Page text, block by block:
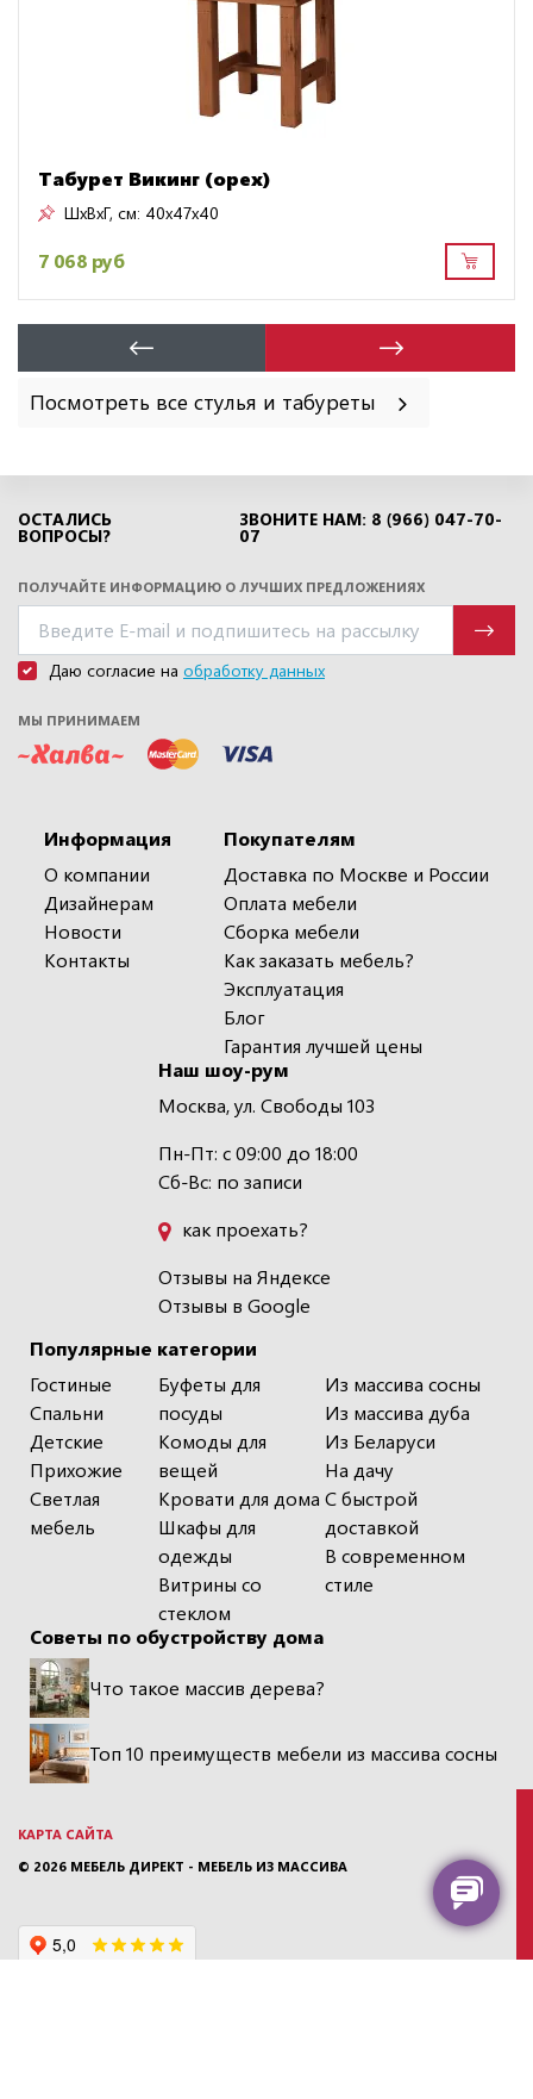
Табурет Викинг (орех)
ШxВxГ, см: 40x47x40
7 068 руб
Посмотреть все стулья и табуреты
ОСТАЛИСЬ
ВОПРОСЫ?
ЗВОНИТЕ НАМ: 8 (966) 047-70-
07
ПОЛУЧАЙТЕ ИНФОРМАЦИЮ О ЛУЧШИХ ПРЕДЛОЖЕНИЯХ
Даю согласие на обработку данных
МЫ ПРИНИМАЕМ
Информация
О компании
Дизайнерам
Новости
Контакты
Популярные категории
Гостиные
Спальни
Детские
Прихожие
Светлая
мебель
Буфеты для
посуды
Комоды для
вещей
Кровати для дома
Шкафы для
одежды
Витрины со
стеклом
Из массива сосны
Из массива дуба
Из Беларуси
На дачу
С быстрой
доставкой
В современном
стиле
Покупателям
Доставка по Москве и России
Оплата мебели
Сборка мебели
Как заказать мебель?
Эксплуатация
Блог
Гарантия лучшей цены
Наш шоу-рум
Москва, ул. Свободы 103
Пн-Пт: с 09:00 до 18:00
Сб-Вс: по записи
как проехать?
Отзывы на Яндексе
Отзывы в Google
Советы по обустройству дома
Что такое массив дерева?
Топ 10 преимуществ мебели из массива сосны
КАРТА САЙТА
© 2026 МЕБЕЛЬ ДИРЕКТ - МЕБЕЛЬ ИЗ МАССИВА